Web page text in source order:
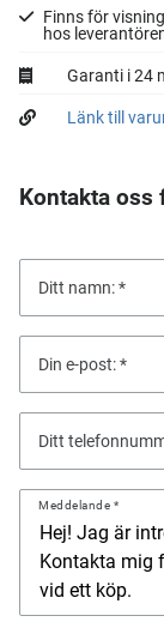
Finns för
hos
Garanti i 24
Länk till
Kontakta oss
Ditt namn:
Din e-post:
Ditt
Meddelande